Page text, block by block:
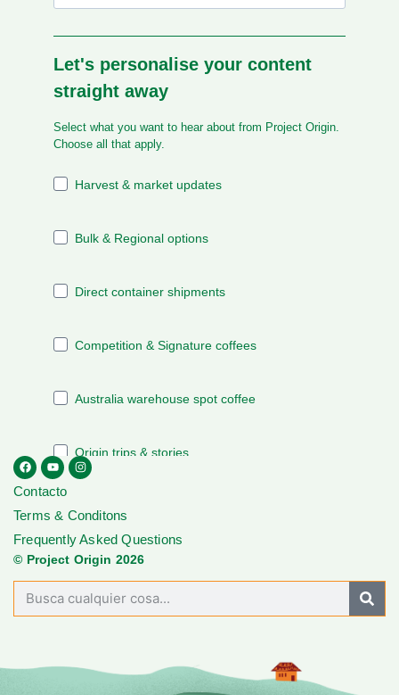
Contacto
Terms & Conditons
Frequently Asked Questions
© Project Origin 2026